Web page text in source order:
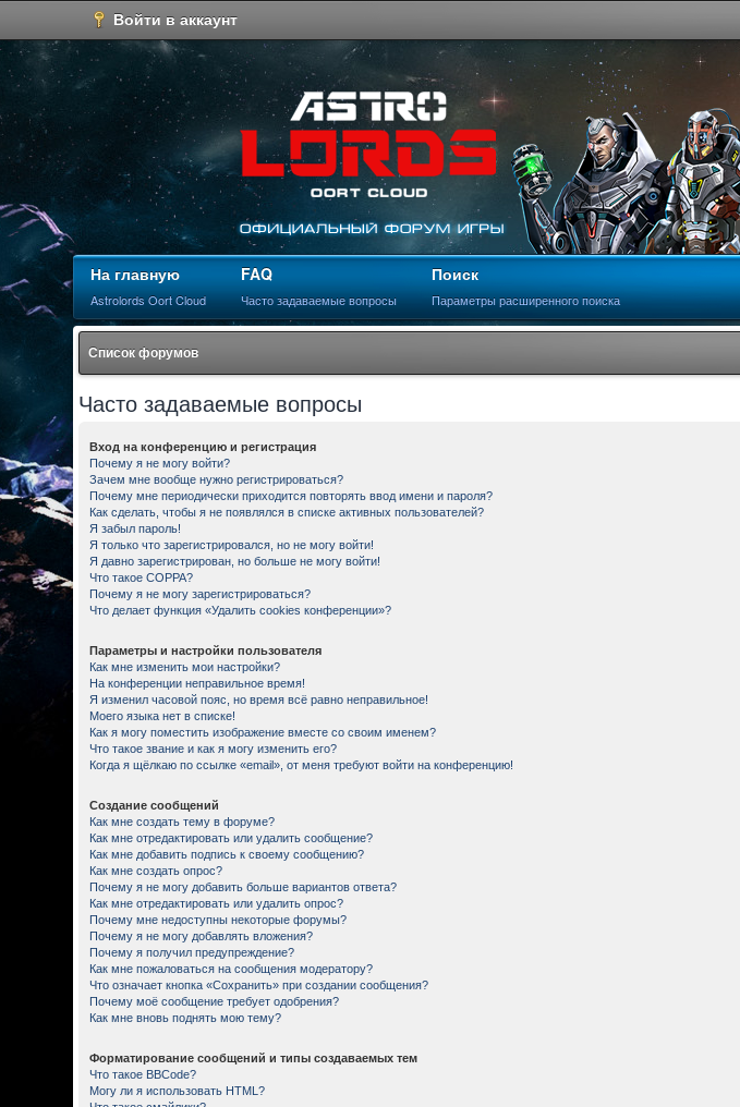
Войти в аккаунт
На главную
Astrolords Oort Cloud
FAQ
Часто задаваемые вопросы
Поиск
Параметры расширенного поиска
Список форумов
Часто задаваемые вопросы
Вход на конференцию и регистрация
Почему я не могу войти?
Зачем мне вообще нужно регистрироваться?
Почему мне периодически приходится повторять ввод имени и пароля?
Как сделать, чтобы я не появлялся в списке активных пользователей?
Я забыл пароль!
Я только что зарегистрировался, но не могу войти!
Я давно зарегистрирован, но больше не могу войти!
Что такое COPPA?
Почему я не могу зарегистрироваться?
Что делает функция «Удалить cookies конференции»?
Параметры и настройки пользователя
Как мне изменить мои настройки?
На конференции неправильное время!
Я изменил часовой пояс, но время всё равно неправильное!
Моего языка нет в списке!
Как я могу поместить изображение вместе со своим именем?
Что такое звание и как я могу изменить его?
Когда я щёлкаю по ссылке «email», от меня требуют войти на конференцию!
Создание сообщений
Как мне создать тему в форуме?
Как мне отредактировать или удалить сообщение?
Как мне добавить подпись к своему сообщению?
Как мне создать опрос?
Почему я не могу добавить больше вариантов ответа?
Как мне отредактировать или удалить опрос?
Почему мне недоступны некоторые форумы?
Почему я не могу добавлять вложения?
Почему я получил предупреждение?
Как мне пожаловаться на сообщения модератору?
Что означает кнопка «Сохранить» при создании сообщения?
Почему моё сообщение требует одобрения?
Как мне вновь поднять мою тему?
Форматирование сообщений и типы создаваемых тем
Что такое BBCode?
Могу ли я использовать HTML?